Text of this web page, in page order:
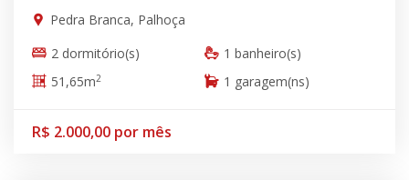
Pedra Branca, Palhoça
2 dormitório(s)
1 banheiro(s)
51,65m2 1 garagem(ns)
R$ 2.000,00 por mês